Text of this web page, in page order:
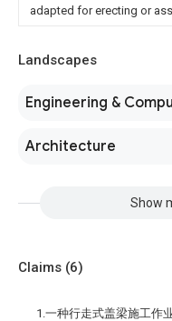
adapted for erecting or
Landscapes
Engineering &
Architecture
Show
Claims (6)
1.一种行走式盖梁施工作